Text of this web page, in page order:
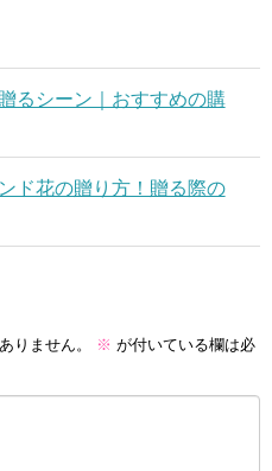
るシーン｜おすすめの購
ド花の贈り方！贈る際の
りません。 ※ が付いている欄は必